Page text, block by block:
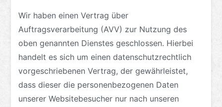
Wir haben einen Vertrag über
Auftragsverarbeitung (AVV) zur Nutzung des
oben genannten Dienstes geschlossen. Hierbei
handelt es sich um einen datenschutzrechtlich
vorgeschriebenen Vertrag, der gewährleistet,
dass dieser die personenbezogenen Daten
unserer Websitebesucher nur nach unseren